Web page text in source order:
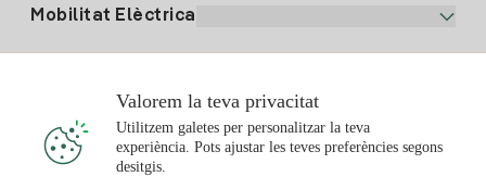
Alta Gas
Mobilitat Elèctrica
Punts de Recàrrega
T'interessa
Valorem la teva privacitat
Utilitzem galetes per personalitzar la teva
experiència. Pots ajustar les teves preferències segons
desitgis.